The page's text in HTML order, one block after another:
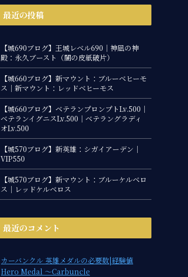
最近の投稿
【城690ブログ】王城レベル690｜神凪の神
殿：永久ブースト（闇の皮紙破片）
【城660ブログ】新マウント：ブルーベヒーモ
ス｜新マウント：レッドベヒーモス
【城660ブログ】ベテランプロンプトLv.500｜
ベテランイグニスLv.500｜ベテラングラディ
オLv.500
【城570ブログ】新英雄：シガイアーデン｜
VIP550
【城570ブログ】新マウント：ブルーケルベロ
ス｜レッドケルベロス
最近のコメント
カーバンクル 英雄メダルの必要数|経験値
Hero Medal ～Carbuncle